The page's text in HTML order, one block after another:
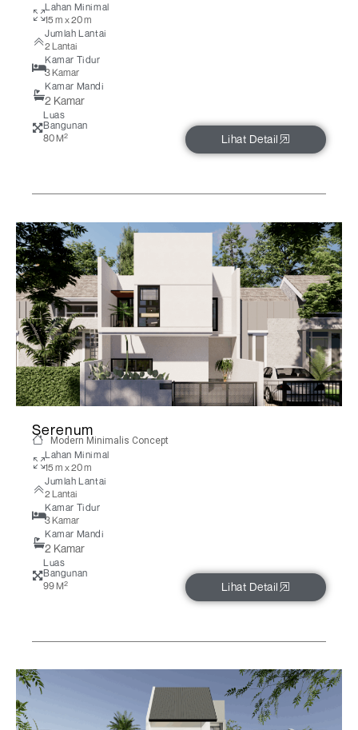
Lahan Minimal
15 m x 20 m
Jumlah Lantai
2 Lantai
Kamar Tidur
3 Kamar
Kamar Mandi
2 Kamar
Luas
Bangunan
80 M2 Lihat Detail
Serenum
Modern Minimalis Concept
Lahan Minimal
15 m x 20 m
Jumlah Lantai
2 Lantai
Kamar Tidur
3 Kamar
Kamar Mandi
2 Kamar
Luas
Bangunan
99 M2 Lihat Detail